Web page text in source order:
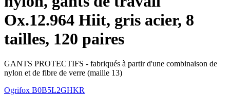
Ox.12.964 Hiit, gris acier, 8
tailles, 120 paires
GANTS PROTECTIFS - fabriqués à partir d'une combinaison de
nylon et de fibre de verre (maille 13)
Ogrifox B0B5L2GHKR